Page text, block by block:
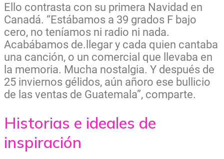
Ello contrasta con su primera Navidad en
Canadá. “Estábamos a 39 grados F bajo
cero, no teníamos ni radio ni nada.
Acabábamos de.llegar y cada quien cantaba
una canción, o un comercial que llevaba en
la memoria. Mucha nostalgia. Y después de
25 inviernos gélidos, aún añoro ese bullicio
de las ventas de Guatemala”, comparte.
Historias e ideales de
inspiración